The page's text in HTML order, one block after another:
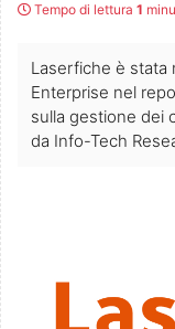
Tempo di lettura 1
Laserfiche è stata
Enterprise nel
sulla gestione dei
da Info-Tech